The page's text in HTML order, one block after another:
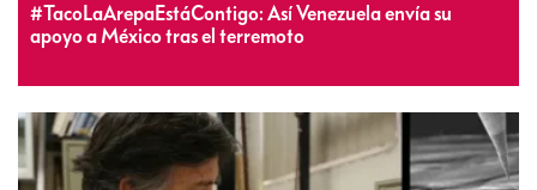
#TacoLaArepaEstáContigo: Así Venezuela envía su
apoyo a México tras el terremoto